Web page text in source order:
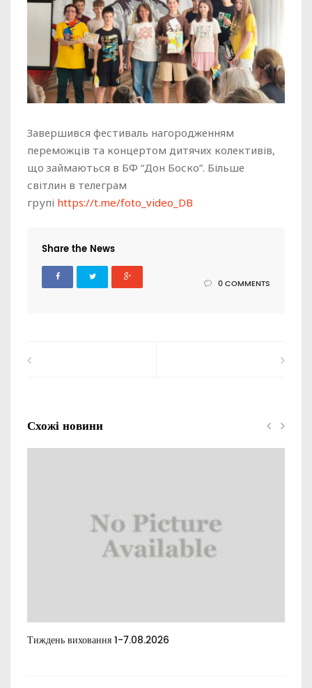
Завершився фестиваль нагородженням
переможців та концертом дитячих колективів,
що займаються в БФ “Дон Боско”. Більше
світлин в телеграм
групі https://t.me/foto_video_DB
Share the News
0 COMMENTS
Схожі новини
Тиждень виховання 1-7.08.2026